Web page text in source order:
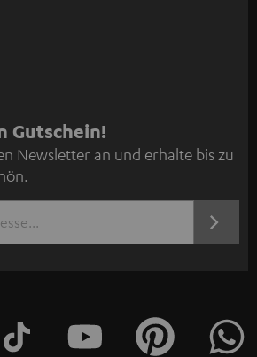
Gutschein!
Newsletter an und erhalte bis zu
JETZT